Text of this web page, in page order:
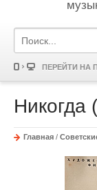
ПЕРЕЙТИ НА
Никогда
Главная /